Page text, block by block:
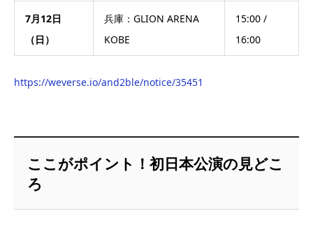
7月12日
（日）
兵庫：GLION ARENA
KOBE
15:00 /
16:00
https://weverse.io/and2ble/notice/35451
ここがポイント！初日本公演の見どこ
ろ